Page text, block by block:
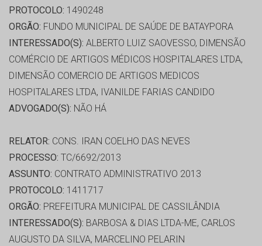
PROTOCOLO: 1490248
ORGÃO: FUNDO MUNICIPAL DE SAÚDE DE BATAYPORA
INTERESSADO(S): ALBERTO LUIZ SAOVESSO, DIMENSÃO
COMÉRCIO DE ARTIGOS MÉDICOS HOSPITALARES LTDA,
DIMENSÃO COMERCIO DE ARTIGOS MEDICOS
HOSPITALARES LTDA, IVANILDE FARIAS CANDIDO
ADVOGADO(S): NÃO HÁ
RELATOR: CONS. IRAN COELHO DAS NEVES
PROCESSO: TC/6692/2013
ASSUNTO: CONTRATO ADMINISTRATIVO 2013
PROTOCOLO: 1411717
ORGÃO: PREFEITURA MUNICIPAL DE CASSILÂNDIA
INTERESSADO(S): BARBOSA & DIAS LTDA-ME, CARLOS
AUGUSTO DA SILVA, MARCELINO PELARIN